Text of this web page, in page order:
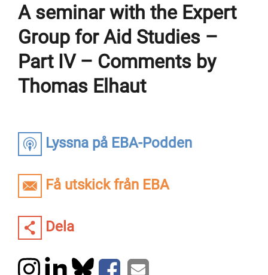
Lyssna på EBA-Podden
Få utskick från EBA
Dela
A seminar with the Expert
Group for Aid Studies –
Part IV – Comments by
Thomas Elhaut